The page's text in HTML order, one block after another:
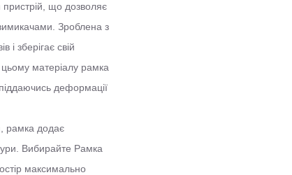
що дозволяє
Зроблена з
і зберігає свій
матеріалу рамка
деформації
рамка додає
Вибирайте Рамка
максимально